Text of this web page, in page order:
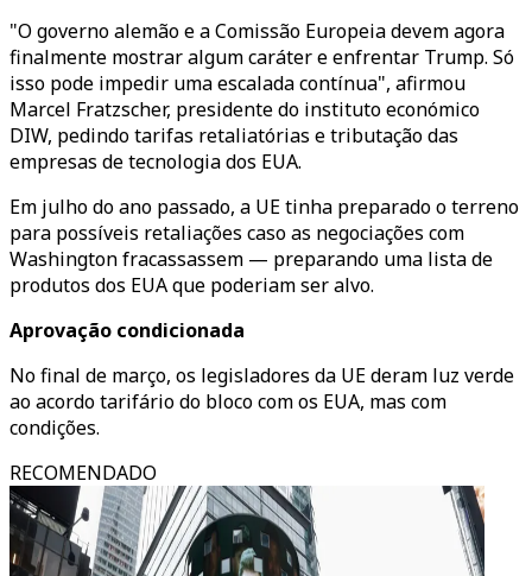
"O governo alemão e a Comissão Europeia devem agora
finalmente mostrar algum caráter e enfrentar Trump. Só
isso pode impedir uma escalada contínua", afirmou
Marcel Fratzscher, presidente do instituto económico
DIW, pedindo tarifas retaliatórias e tributação das
empresas de tecnologia dos EUA.
Em julho do ano passado, a UE tinha preparado o terreno
para possíveis retaliações caso as negociações com
Washington fracassassem — preparando uma lista de
produtos dos EUA que poderiam ser alvo.
Aprovação condicionada
No final de março, os legisladores da UE deram luz verde
ao acordo tarifário do bloco com os EUA, mas com
condições.
RECOMENDADO